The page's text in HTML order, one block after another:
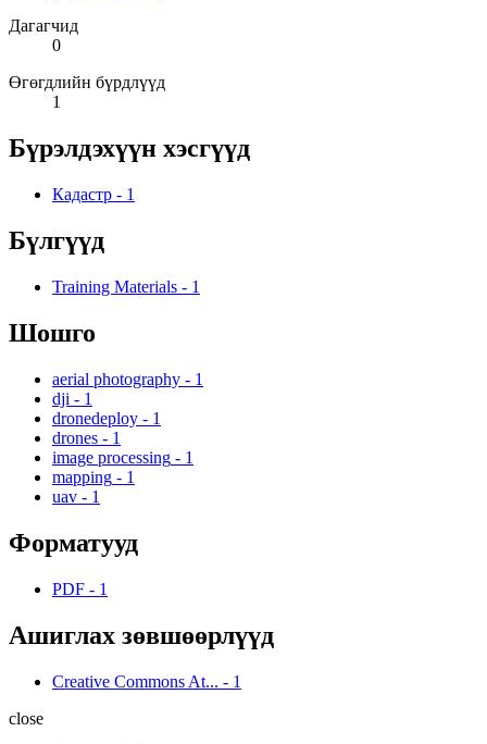
Дагагчид
0
Өгөгдлийн бүрдлүүд
1
Бүрэлдэхүүн хэсгүүд
Кадастр - 1
Бүлгүүд
Training Materials - 1
Шошго
aerial photography - 1
dji - 1
dronedeploy - 1
drones - 1
image processing - 1
mapping - 1
uav - 1
Форматууд
PDF - 1
Ашиглах зөвшөөрлүүд
Creative Commons At... - 1
close